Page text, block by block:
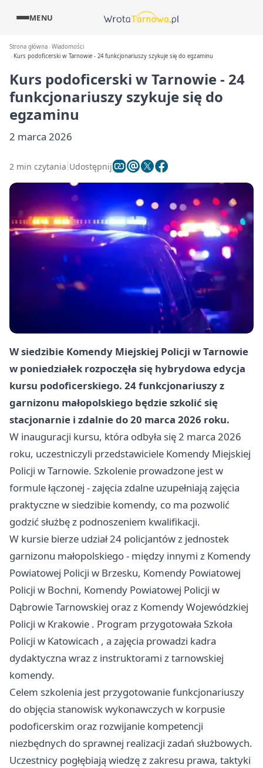
MENU
Strona główna Wiadomości
Kurs podoficerski w Tarnowie - 24 funkcjonariuszy szykuje się do egzaminu
Kurs podoficerski w Tarnowie - 24
funkcjonariuszy szykuje się do
egzaminu
2 marca 2026
2 min czytania Udostępnij
W siedzibie Komendy Miejskiej Policji w Tarnowie
w poniedziałek rozpoczęła się hybrydowa edycja
kursu podoficerskiego. 24 funkcjonariuszy z
garnizonu małopolskiego będzie szkolić się
stacjonarnie i zdalnie do 20 marca 2026 roku.
W inauguracji kursu, która odbyła się 2 marca 2026
roku, uczestniczyli przedstawiciele Komendy Miejskiej
Policji w Tarnowie. Szkolenie prowadzone jest w
formule łączonej - zajęcia zdalne uzupełniają zajęcia
praktyczne w siedzibie komendy, co ma pozwolić
godzić służbę z podnoszeniem kwalifikacji.
W kursie bierze udział 24 policjantów z jednostek
garnizonu małopolskiego - między innymi z Komendy
Powiatowej Policji w Brzesku, Komendy Powiatowej
Policji w Bochni, Komendy Powiatowej Policji w
Dąbrowie Tarnowskiej oraz z Komendy Wojewódzkiej
Policji w Krakowie . Program przygotowała Szkoła
Policji w Katowicach , a zajęcia prowadzi kadra
dydaktyczna wraz z instruktorami z tarnowskiej
komendy.
Celem szkolenia jest przygotowanie funkcjonariuszy
do objęcia stanowisk wykonawczych w korpusie
podoficerskim oraz rozwijanie kompetencji
niezbędnych do sprawnej realizacji zadań służbowych.
Uczestnicy pogłębiają wiedzę z zakresu prawa, taktyki